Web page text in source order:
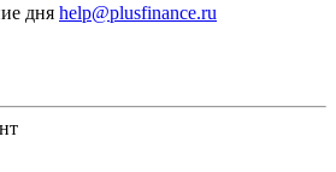
дня help@plusfinance.ru